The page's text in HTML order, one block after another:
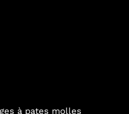
à pates molles